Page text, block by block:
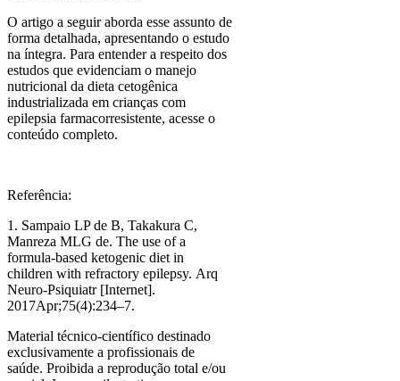
O artigo a seguir aborda esse assunto de
forma detalhada, apresentando o estudo
na íntegra. Para entender a respeito dos
estudos que evidenciam o manejo
nutricional da dieta cetogênica
industrializada em crianças com
epilepsia farmacorresistente, acesse o
conteúdo completo.
Referência:
1. Sampaio LP de B, Takakura C,
Manreza MLG de. The use of a
formula-based ketogenic diet in
children with refractory epilepsy. Arq
Neuro-Psiquiatr [Internet].
2017Apr;75(4):234–7.
Material técnico-científico destinado
exclusivamente a profissionais de
saúde. Proibida a reprodução total e/ou